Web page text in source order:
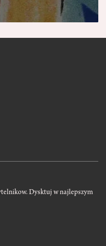
Dysktuj w najlepszym